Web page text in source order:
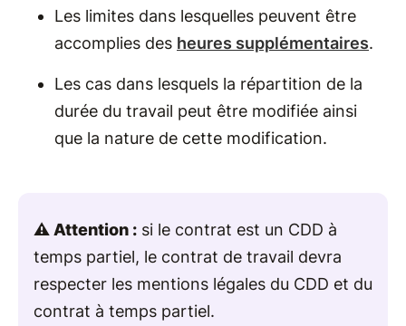
Les limites dans lesquelles peuvent être
accomplies des heures supplémentaires.
Les cas dans lesquels la répartition de la
durée du travail peut être modifiée ainsi
que la nature de cette modification.
⚠️ Attention : si le contrat est un CDD à
temps partiel, le contrat de travail devra
respecter les mentions légales du CDD et du
contrat à temps partiel.